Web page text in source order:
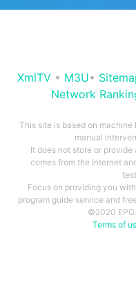
XmlTV • M3U•
Network
This site is based on
manual
It does not store or
comes from the Internet
Focus on providing you
program guide service and
©2020
Terms of